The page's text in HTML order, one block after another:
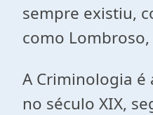
sempre existiu,
como
A Criminologia é
no século XIX,